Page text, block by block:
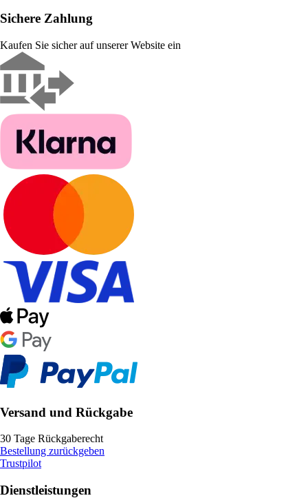
Sichere Zahlung
Kaufen Sie sicher auf unserer Website ein
Versand und Rückgabe
30 Tage Rückgaberecht
Bestellung zurückgeben
Trustpilot
Dienstleistungen